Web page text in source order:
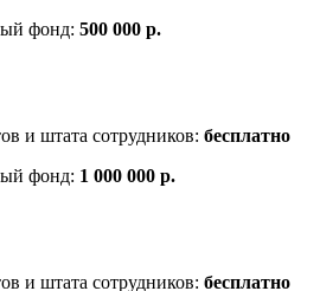
фонд: 500 000 р.
и штата сотрудников: бесплатно
фонд: 1 000 000 р.
и штата сотрудников: бесплатно